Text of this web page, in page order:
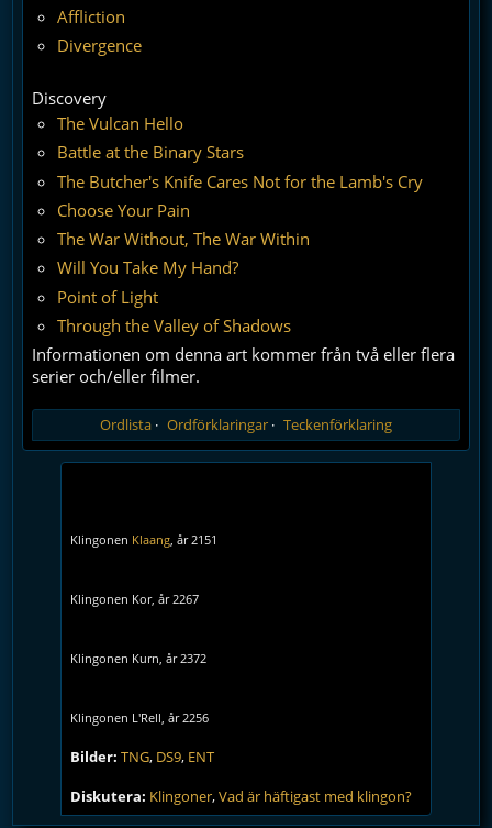
Affliction
Divergence
Discovery
The Vulcan Hello
Battle at the Binary Stars
The Butcher's Knife Cares Not for the Lamb's Cry
Choose Your Pain
The War Without, The War Within
Will You Take My Hand?
Point of Light
Through the Valley of Shadows
Informationen om denna art kommer från två eller flera
serier och/eller filmer.
Ordlista Ordförklaringar Teckenförklaring
Klingonen Klaang, år 2151
Klingonen Kor, år 2267
Klingonen Kurn, år 2372
Klingonen L'Rell, år 2256
Bilder: TNG, DS9, ENT
Diskutera: Klingoner,Vad är häftigast med klingon?